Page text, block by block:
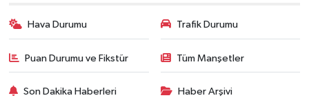
Hava Durumu Trafik Durumu
Puan Durumu ve Fikstür Tüm Manşetler
Son Dakika Haberleri Haber Arşivi